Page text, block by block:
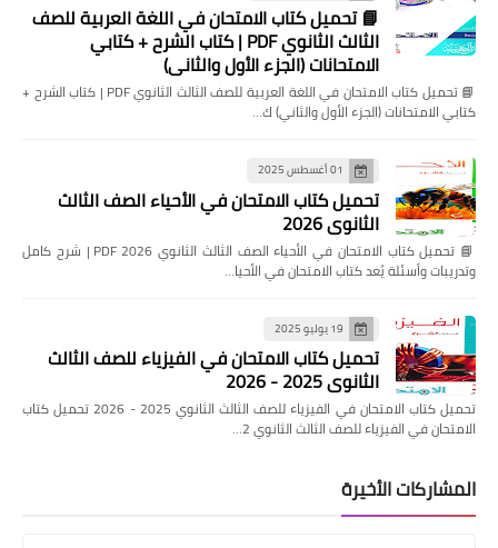
📘 تحميل كتاب الامتحان في اللغة العربية للصف
الثالث الثانوي PDF | كتاب الشرح + كتابي
الامتحانات (الجزء الأول والثاني)
📘 تحميل كتاب الامتحان في اللغة العربية للصف الثالث الثانوي PDF | كتاب الشرح +
كتابي الامتحانات (الجزء الأول والثاني) ك…
01 أغسطس 2025
تحميل كتاب الامتحان في الأحياء الصف الثالث
الثانوي 2026
📘 تحميل كتاب الامتحان في الأحياء الصف الثالث الثانوي 2026 PDF | شرح كامل
وتدريبات وأسئلة يُعد كتاب الامتحان في الأحيا…
19 يوليو 2025
تحميل كتاب الامتحان في الفيزياء للصف الثالث
الثانوي 2025 - 2026
تحميل كتاب الامتحان في الفيزياء للصف الثالث الثانوي 2025 - 2026 تحميل كتاب
الامتحان في الفيزياء للصف الثالث الثانوي 2…
المشاركات الأخيرة